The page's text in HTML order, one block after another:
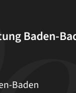
Baden-
Baden